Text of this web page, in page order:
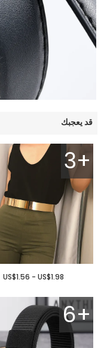
قد يعجبك
3+
US$1.56 - US$1.98
6+